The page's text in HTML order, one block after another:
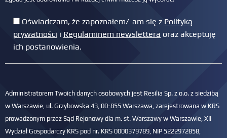
Oświadczam, że zapoznałem/-am się z Polityką
prywatności i Regulaminem newslettera oraz akceptuję
ich postanowienia.
Administratorem Twoich danych osobowych jest Resilia Sp. z o.o. z siedzibą
w Warszawie, ul. Grzybowska 43, 00-855 Warszawa, zarejestrowana w KRS
prowadzonym przez Sąd Rejonowy dla m. st. Warszawy w Warszawie, XII
Wydział Gospodarczy KRS pod nr. KRS 0000379789, NIP 5222972858,